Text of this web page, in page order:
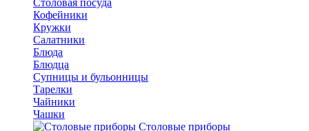
Кофейники
Кружки
Салатники
Блюда
Блюдца
Супницы и бульонницы
Тарелки
Чайники
Чашки
Cтоловые приборы